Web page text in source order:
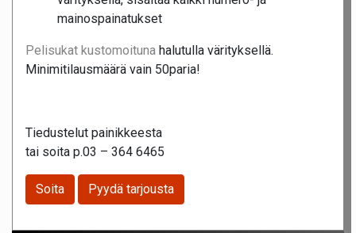
mainospainatukset
Pelisukat kustomoituna halutulla värityksellä.
Minimitilausmäärä vain 50paria!
Tiedustelut painikkeesta
tai soita p.03 – 364 6465
Soita Pyydä tarjousta